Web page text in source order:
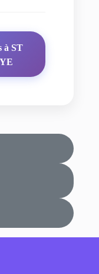
à ST